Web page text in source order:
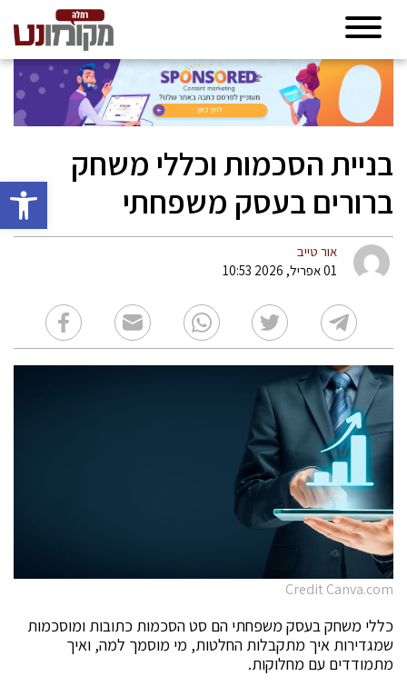
פתח
בניית הסכמות וכללי משחק
ברורים בעסק משפחתי
אור טייב
01 אפריל, 2026 10:53
Credit Canva.com
כללי משחק בעסק משפחתי הם סט הסכמות כתובות ומוסכמות
שמגדירות איך מתקבלות החלטות, מי מוסמך למה, ואיך
מתמודדים עם מחלוקות.